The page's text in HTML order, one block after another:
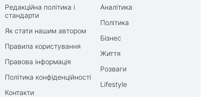
Редакційна політика і
стандарти
Як стати нашим автором
Правила користування
Правова інформація
Політика конфіденційності
Контакти
Аналітика
Політика
Бізнес
Життя
Розваги
Lifestyle